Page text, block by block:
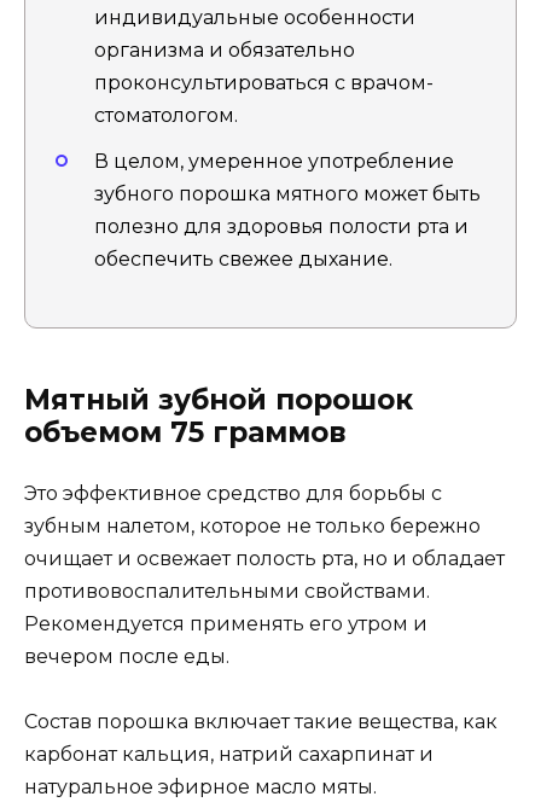
индивидуальные особенности
организма и обязательно
проконсультироваться с врачом-
стоматологом.
В целом, умеренное употребление
зубного порошка мятного может быть
полезно для здоровья полости рта и
обеспечить свежее дыхание.
Мятный зубной порошок
объемом 75 граммов
Это эффективное средство для борьбы с
зубным налетом, которое не только бережно
очищает и освежает полость рта, но и обладает
противовоспалительными свойствами.
Рекомендуется применять его утром и
вечером после еды.
Состав порошка включает такие вещества, как
карбонат кальция, натрий сахарпинат и
натуральное эфирное масло мяты.